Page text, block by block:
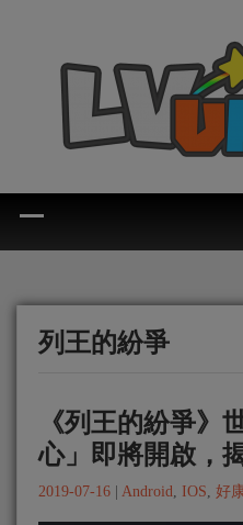
列王的紛爭
《列王的紛爭》
心」即將開啟，
2019-07-16 Android, IOS, 好